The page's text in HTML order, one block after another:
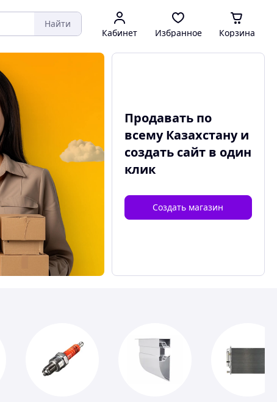
Найти
Кабинет Избранное Корзина
Продавать по
всему Казахстану и
создать сайтв один
клик
Создать магазин